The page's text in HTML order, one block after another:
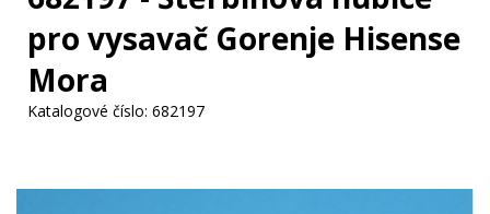
pro vysavač Gorenje Hisense
Mora
Katalogové číslo: 682197